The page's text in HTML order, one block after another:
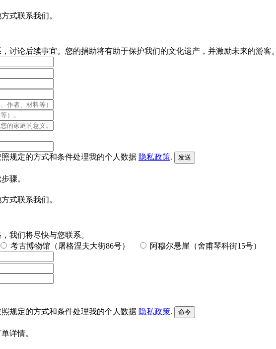
式联系我们。
讨论后续事宜。您的捐助将有助于保护我们的文化遗产，并激励未来的游客。
照规定的方式和条件处理我的个人数据 隐私政策.
骤。
式联系我们。
我们将尽快与您联系。
考古博物馆（屠格涅夫大街86号） 阿穆尔悬崖（舍甫琴科街15号）
照规定的方式和条件处理我的个人数据 隐私政策.
详情。